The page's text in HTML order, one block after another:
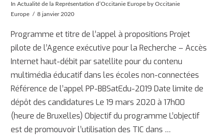
AFFICHER
InActualité de la Représentation d’Occitanie Europe by Occitanie
Europe
8 janvier 2020
Programme et titre de l’appel à propositions Projet
pilote de l’Agence exécutive pour la Recherche – Accès
Internet haut-débit par satellite pour du contenu
multimédia éducatif dans les écoles non-connectées
Référence de l’appel PP-BBSatEdu-2019 Date limite de
dépôt des candidatures Le 19 mars 2020 à 17h00
(heure de Bruxelles) Objectif du programme L’objectif
est de promouvoir l’utilisation des TIC dans …